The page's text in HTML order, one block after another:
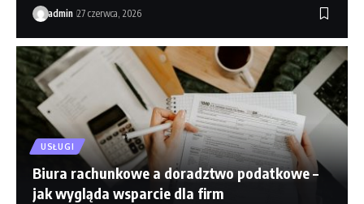
admin 27 czerwca, 2026
USŁUGI
Biura rachunkowe a doradztwo podatkowe –
jak wygląda wsparcie dla firm